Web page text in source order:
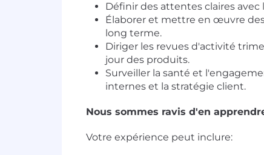
Définir des attentes claires
Élaborer et mettre en œuvre
long terme.
Diriger les revues d'activité
jour des produits.
Surveiller la santé et
internes et la stratégie client.
Nous sommes ravis d'en
Votre expérience peut inclure: